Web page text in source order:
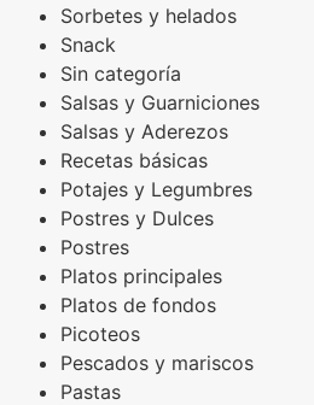
Sorbetes y helados
Snack
Sin categoría
Salsas y Guarniciones
Salsas y Aderezos
Recetas básicas
Potajes y Legumbres
Postres y Dulces
Postres
Platos principales
Platos de fondos
Picoteos
Pescados y mariscos
Pastas